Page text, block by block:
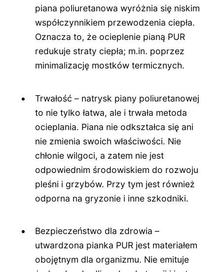
piana poliuretanowa wyróżnia się niskim
współczynnikiem przewodzenia ciepła.
Oznacza to, że ocieplenie pianą PUR
redukuje straty ciepła; m.in. poprzez
minimalizację mostków termicznych.
Trwałość – natrysk piany poliuretanowej
to nie tylko łatwa, ale i trwała metoda
ocieplania. Piana nie odkształca się ani
nie zmienia swoich właściwości. Nie
chłonie wilgoci, a zatem nie jest
odpowiednim środowiskiem do rozwoju
pleśni i grzybów. Przy tym jest również
odporna na gryzonie i inne szkodniki.
Bezpieczeństwo dla zdrowia –
utwardzona pianka PUR jest materiałem
obojętnym dla organizmu. Nie emituje